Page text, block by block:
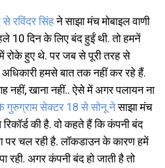
सेरविंदरसिंहने साझा मंच मोबाइल वाणी
10 दिन के लिए बंद हुईं थी. तो हमनें
रोके हुए थे. पर जब से पूरी तरह से
हमसे बात तक नहीं कर रहे हैं.
नहीं, खाना नहीं.. ऐसे में अगर पलायन ना
गुरुग्रामसेक्टर 18सेसोनूनेसाझा मंच
रिकॉर्ड की है. वो कहते हैं कि कंपनी बंद
पर चल रही है. लॉकडाउन के कारण हमें
रही. अगर कंपनी बंद हो जाती है तो